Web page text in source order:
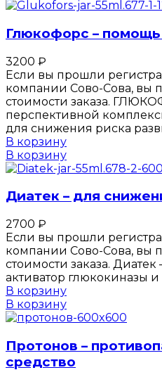
Глюкофорс –
3200 ₽
Если вы прошли
компании Сово-Сова, вы
стоимости заказа.
перспективной
для снижения риска
В корзину
В корзину
Диатек – для
2700 ₽
Если вы прошли
компании Сово-Сова, вы
стоимости заказа.
активатор глюкокиназы
В корзину
В корзину
Протонов –
средство